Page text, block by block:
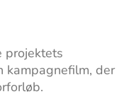
projektets
kampagnefilm, der